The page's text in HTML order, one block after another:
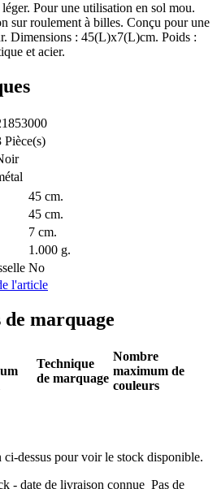
Pour une utilisation en sol mou.
sur roulement à billes. Conçu pour une
Dimensions : 45(L)x7(L)cm. Poids :
et acier.
Pièce(s)
45 cm.
45 cm.
7 cm.
1.000 g.
No
l'article
marquage
Technique
de marquage
Nombre
maximum de
couleurs
dessus pour voir le stock disponible.
- date de livraison connue Pas de